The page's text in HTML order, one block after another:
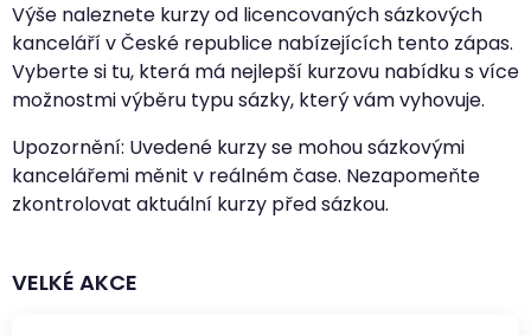
Výše naleznete kurzy od licencovaných sázkových
kanceláří v České republice nabízejících tento zápas.
Vyberte si tu, která má nejlepší kurzovu nabídku s více
možnostmi výběru typu sázky, který vám vyhovuje.
Upozornění: Uvedené kurzy se mohou sázkovými
kancelářemi měnit v reálném čase. Nezapomeňte
zkontrolovat aktuální kurzy před sázkou.
VELKÉ AKCE